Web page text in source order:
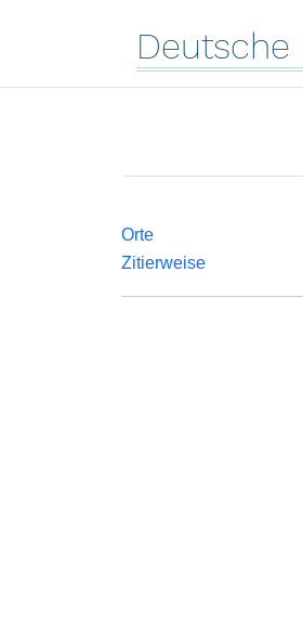
Deutsche
Orte
Zitierweise